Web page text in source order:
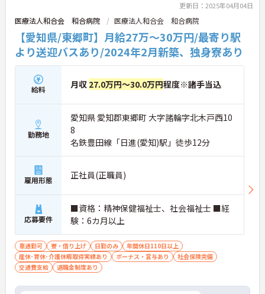
更新日：2025年04月04日
医療法人和合会 和合病院 医療法人和合会 和合病院
【愛知県/東郷町】月給27万～30万円/最寄り駅
より送迎バスあり/2024年2月新築、独身寮あり
給料 月収 27.0万円～30.0万円程度※諸手当込
勤務地
愛知県 愛知郡東郷町 大字諸輪字北木戸西10
8
名鉄豊田線「日進(愛知)駅」徒歩12分
雇用形態 正社員(正職員)
応募要件
■資格：精神保健福祉士、社会福祉士 ■経
験：6カ月以上
車通勤可 寮・借り上げ 日勤のみ
年間休日110日以上
産休･育休･介護休暇取得実績あり
ボーナス・賞与あり
社会保険完備
交通費支給
退職金制度あり